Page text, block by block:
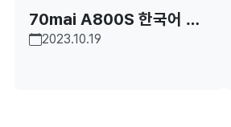
70mai A800S 한국어 패
치 펌웨어 업데이트 안내 (v
2023.10.19